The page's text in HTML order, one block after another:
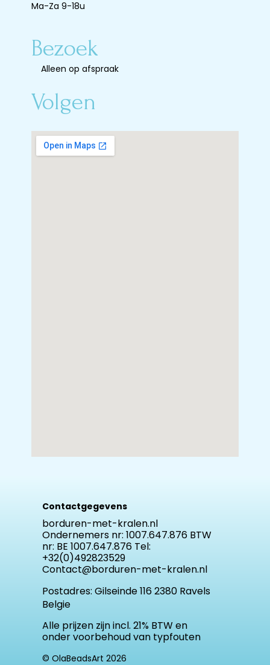
Ma-Za 9-18u
Bezoek
Alleen op afspraak
Volgen
Contactgegevens
borduren-met-kralen.nl
Ondernemers nr: 1007.647.876 BTW
nr: BE 1007.647.876 Tel:
+32(0)492823529
Contact@borduren-met-kralen.nl
Postadres: Gilseinde 116 2380 Ravels
Belgie
Alle prijzen zijn incl. 21% BTW en
onder voorbehoud van typfouten
© OlaBeadsArt 2026